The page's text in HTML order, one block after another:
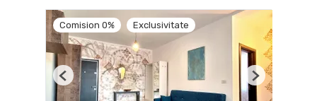
Comision 0% Exclusivitate
Previous Next